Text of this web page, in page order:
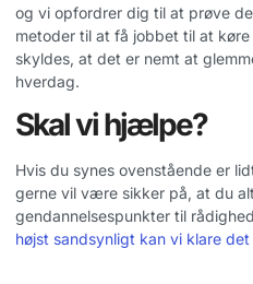
og vi opfordrer dig til at prøve
metoder til at få jobbet til at
skyldes, at det er nemt at
hverdag.
Skal vi hjælpe?
Hvis du synes ovenstående er
gerne vil være sikker på, at du
gendannelsespunkter til
højst sandsynligt kan vi klare